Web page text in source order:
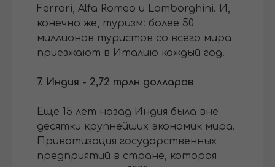
Ferrari, Alfa Romeo и Lamborghini. И,
конечно же, туризм: более 50
миллионов туристов со всего мира
приезжают в Италию каждый год.
7. Индия - 2,72 трлн долларов
Еще 15 лет назад Индия была вне
десятки крупнейших экономик мира.
Приватизация государственных
предприятий в стране, которая